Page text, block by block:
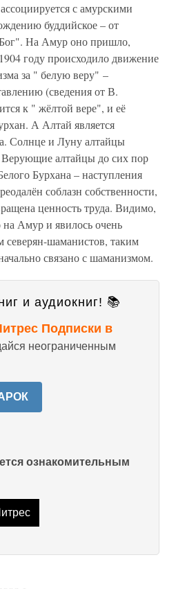
с амурскими
буддийское – от
На Амур оно пришло,
году происходило движение
за " белую веру" –
(сведения от В.
к " жёлтой вере", и её
А Алтай является
Солнце и Луну алтайцы
алтайцы до сих пор
Бурхана – наступления
соблазн собственности,
ценность труда. Видимо,
на Амур и явилось очень
северян-шаманистов, таким
связано с шаманизмом.
и аудиокниг! 📚
Подписки в
неограниченным
ознакомительным